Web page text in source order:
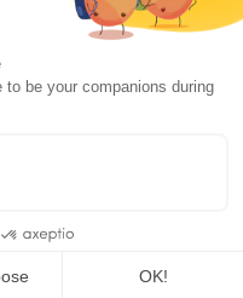
réservés.